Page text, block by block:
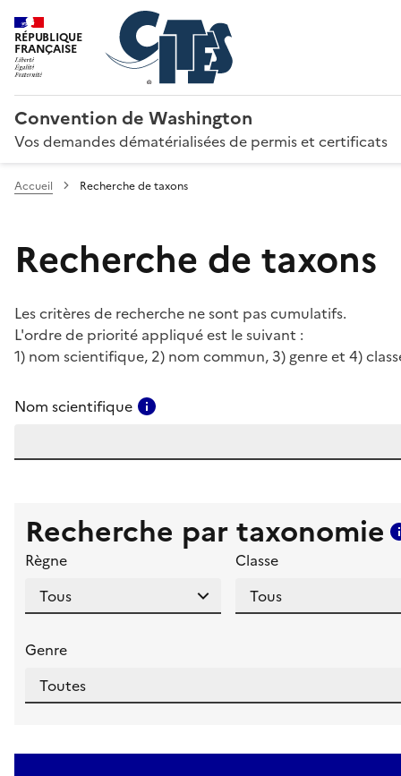
RÉPUBLIQUE
FRANÇAISE
Convention de Washington
Vos demandes dématérialisées de permis et certificats
Accueil Recherche de taxons
Recherche de taxons
Les critères de recherche ne sont pas cumulatifs.
L'ordre de priorité appliqué est le suivant :
1) nom scientifique, 2) nom commun, 3) genre et 4)
Nom scientifique
Recherche par taxonomie
Règne Classe
Genre